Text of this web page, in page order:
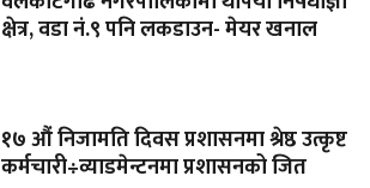
क्षेत्र, वडा नं.९ पनि लकडाउन- मेयर खनाल
१७ औं निजामति दिवस प्रशासनमा श्रेष्ठ उत्कृष्ट
कर्मचारी÷व्याडमेन्टनमा प्रशासनको जित